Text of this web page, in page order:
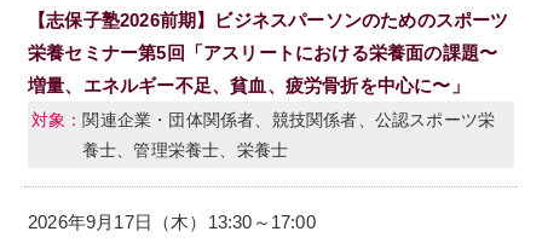
【志保子塾2026前期】ビジネスパーソンのためのスポーツ
栄養セミナー第5回「アスリートにおける栄養面の課題〜
増量、エネルギー不足、貧血、疲労骨折を中心に〜」
関連企業・団体関係者、競技関係者、公認スポーツ栄
養士、管理栄養士、栄養士
2026年9月17日（木）13:30～17:00